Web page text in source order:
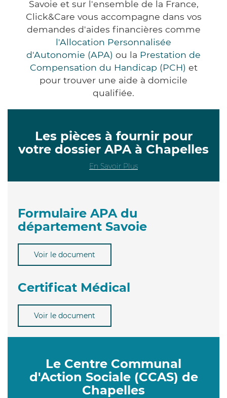
Savoie et sur l'ensemble de la France,
Click&Care vous accompagne dans vos
demandes d'aides financières comme
l'Allocation Personnalisée
d'Autonomie (APA) ou la Prestation de
Compensation du Handicap (PCH) et
pour trouver une aide à domicile
qualifiée.
Les pièces à fournir pour
votre dossier APA à Chapelles
En Savoir Plus
Formulaire APA du
département Savoie
Voir le document
Certificat Médical
Voir le document
Le Centre Communal
d'Action Sociale (CCAS) de
Chapelles